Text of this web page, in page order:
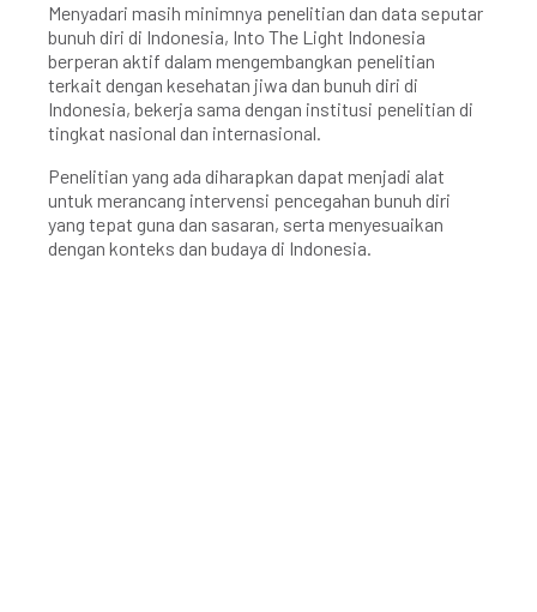
Menyadari masih minimnya penelitian dan data seputar
bunuh diri di Indonesia, Into The Light Indonesia
berperan aktif dalam mengembangkan penelitian
terkait dengan kesehatan jiwa dan bunuh diri di
Indonesia, bekerja sama dengan institusi penelitian di
tingkat nasional dan internasional.
Penelitian yang ada diharapkan dapat menjadi alat
untuk merancang intervensi pencegahan bunuh diri
yang tepat guna dan sasaran, serta menyesuaikan
dengan konteks dan budaya di Indonesia.